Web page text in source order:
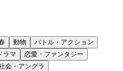
動物
バトル・アクション
ラマ
恋愛・ファンタジー
会・アングラ